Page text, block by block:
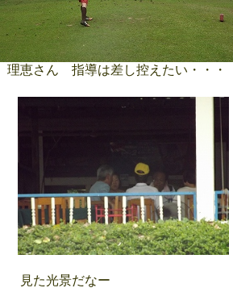
理恵さん 指導は差し控えたい・・・
見た光景だなー